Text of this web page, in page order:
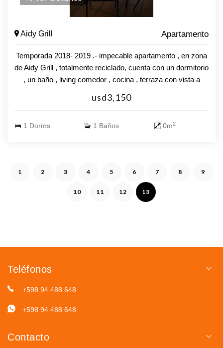
Aidy Grill Apartamento
Temporada 2018- 2019 .- impecable apartamento , en zona
de Aidy Grill , totalmente reciclado, cuenta con un dormitorio
, un baño , living comedor , cocina , terraza con vista a
Mansa , Hotel Conrad , supermercado ... consulte !!!
usd3,150
1 Dorms. 1 Baños 0m2
1 2 3 4 5 6 7 8 9
10 11 12 13
Teléfonos
+598 94 488 648
+598 94 488 648
Contacto